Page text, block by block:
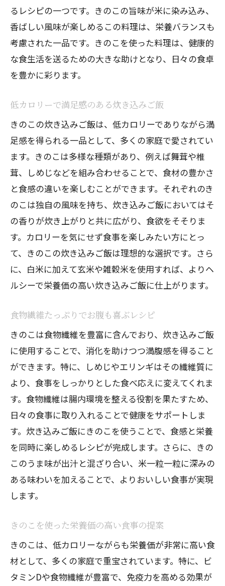
るレシピの一つです。きのこの旨味が米に染み込み、
香ばしい風味が楽しめるこの料理は、栄養バランスも
考慮された一品です。きのこを使った料理は、健康的
な食生活を送るための大きな助けとなり、日々の食卓
を豊かに彩ります。
低カロリーで満足感のある炊き込みご飯
きのこの炊き込みご飯は、低カロリーでありながら満
足感を得られる一品として、多くの家庭で愛されてい
ます。きのこは多様な種類があり、例えば舞茸や椎
茸、しめじなどを組み合わせることで、食材の豊かさ
と食感の違いを楽しむことができます。それぞれのき
のこは独自の風味を持ち、炊き込みご飯においてはそ
の香りが炊き上がりと共に広がり、食欲をそそりま
す。カロリーを気にせず食事を楽しみたい方にとっ
て、きのこの炊き込みご飯は理想的な選択です。さら
に、白米に加えて玄米や雑穀米を使用すれば、よりヘ
ルシーで栄養価の高い炊き込みご飯に仕上がります。
食物繊維たっぷりでお腹も喜ぶレシピ
きのこは食物繊維を豊富に含んでおり、炊き込みご飯
に使用することで、消化を助けつつ満腹感を得ること
ができます。特に、しめじやエリンギはその繊維質に
より、食事をしっかりとした食べ応えに変えてくれま
す。食物繊維は腸内環境を整える役割を果たすため、
日々の食事に取り入れることで健康をサポートしま
す。炊き込みご飯にきのこを使うことで、食感と栄養
を同時に楽しめるレシピが完成します。さらに、きの
このうま味が出汁と混ざり合い、米一粒一粒に深みの
ある味わいを加えることで、よりおいしい食事が実現
します。
きのこを使った栄養価の高い食事の提案
きのこは、低カロリーながらも栄養価が非常に高い食
材として、多くの家庭で重宝されています。特に、ビ
タミンDや食物繊維が豊富で、免疫力を高める効果が